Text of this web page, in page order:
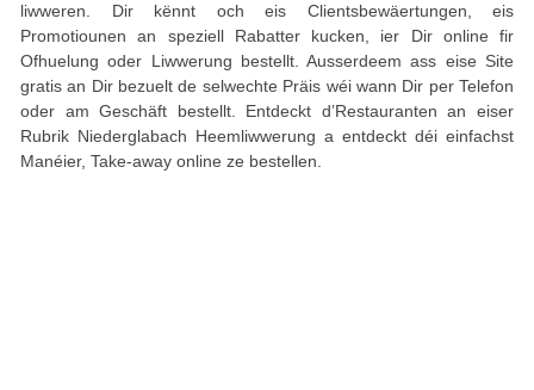
liwweren. Dir kënnt och eis Clientsbewäertungen, eis
Promotiounen an speziell Rabatter kucken, ier Dir online fir
Ofhuelung oder Liwwerung bestellt. Ausserdeem ass eise Site
gratis an Dir bezuelt de selwechte Präis wéi wann Dir per Telefon
oder am Geschäft bestellt. Entdeckt d’Restauranten an eiser
Rubrik Niederglabach Heemliwwerung a entdeckt déi einfachst
Manéier, Take-away online ze bestellen.